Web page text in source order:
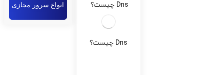
Dns چیست؟
Dns چیست؟
انواع سرور مجازی